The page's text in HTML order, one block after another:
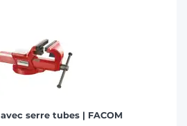
serre tubes | FACOM